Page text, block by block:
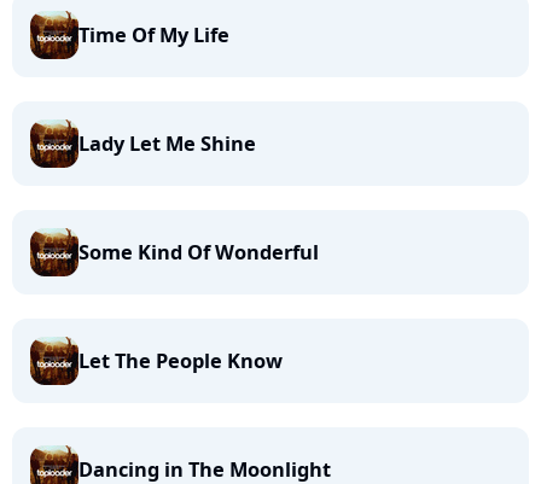
Time Of My Life
Lady Let Me Shine
Some Kind Of Wonderful
Let The People Know
Dancing in The Moonlight